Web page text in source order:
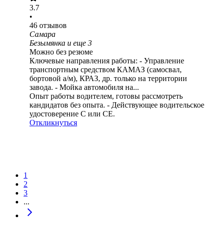
3.7
•
46 отзывов
Самара
Безымянка и еще 3
Можно без резюме
Ключевые направления работы: - Управление
транспортным средством КАМАЗ (самосвал,
бортовой а/м), КРАЗ, др. только на территории
завода. - Мойка автомобиля на...
Опыт работы водителем, готовы рассмотреть
кандидатов без опыта. - Действующее водительское
удостоверение C или СЕ.
Откликнуться
1
2
3
...